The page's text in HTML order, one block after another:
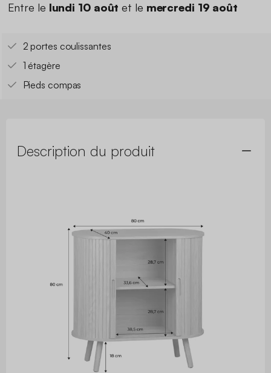
Entre le lundi 10 août et le mercredi 19 août
2 portes coulissantes
1 étagère
Pieds compas
Description du produit